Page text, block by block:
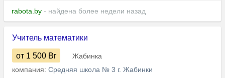
rabota.by - найдена более недели назад
Учитель математики
от 1 500 Br
Жабинка
компания: Средняя школа № 3 г. Жабинки